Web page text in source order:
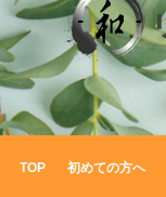
TOP 初めての方へ